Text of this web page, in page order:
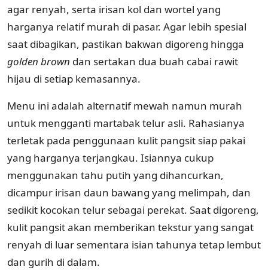
agar renyah, serta irisan kol dan wortel yang
harganya relatif murah di pasar. Agar lebih spesial
saat dibagikan, pastikan bakwan digoreng hingga
golden brown dan sertakan dua buah cabai rawit
hijau di setiap kemasannya.
Menu ini adalah alternatif mewah namun murah
untuk mengganti martabak telur asli. Rahasianya
terletak pada penggunaan kulit pangsit siap pakai
yang harganya terjangkau. Isiannya cukup
menggunakan tahu putih yang dihancurkan,
dicampur irisan daun bawang yang melimpah, dan
sedikit kocokan telur sebagai perekat. Saat digoreng,
kulit pangsit akan memberikan tekstur yang sangat
renyah di luar sementara isian tahunya tetap lembut
dan gurih di dalam.